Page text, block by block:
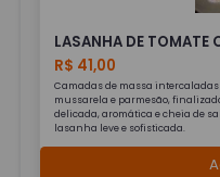
LASANHA DE
R$ 41,00
Camadas de massa
mussarela e parmesão,
delicada, aromática e cheia de
lasanha leve e sofisticada.